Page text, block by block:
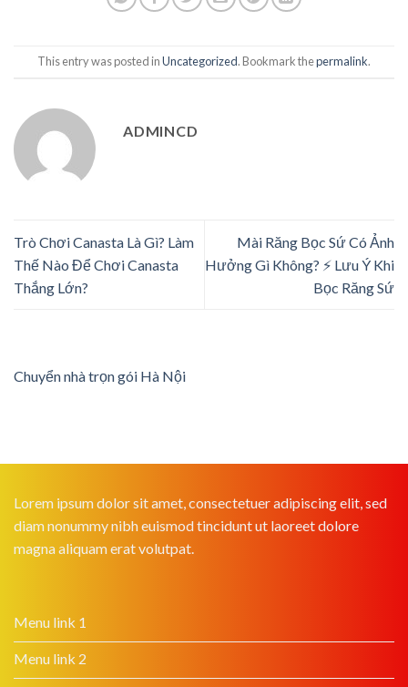
This entry was posted inUncategorized. Bookmark thepermalink.
ADMINCD
Trò Chơi Canasta Là Gì? Làm
Thế Nào Để Chơi Canasta
Thắng Lớn?
Mài Răng Bọc Sứ Có Ảnh
Hưởng Gì Không? ⚡️ Lưu Ý Khi
Bọc Răng Sứ
Chuyển nhà trọn gói Hà Nội
Lorem ipsum dolor sit amet, consectetuer adipiscing elit, sed
diam nonummy nibh euismod tincidunt ut laoreet dolore
magna aliquam erat volutpat.
Menu link 1
Menu link 2